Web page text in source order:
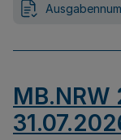
MB.NRW